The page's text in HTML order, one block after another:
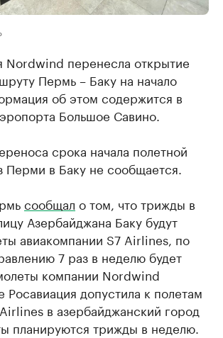
Nordwind перенесла открытие
Пермь – Баку на начало
об этом содержится в
Большое Савино.
срока начала полетной
Перми в Баку не сообщается.
сообщал о том, что трижды в
Азербайджана Баку будут
авиакомпании S7 Airlines, по
7 раз в неделю будет
компании Nordwind
Росавиация допустила к полетам
в азербайджанский город
планируются трижды в неделю.